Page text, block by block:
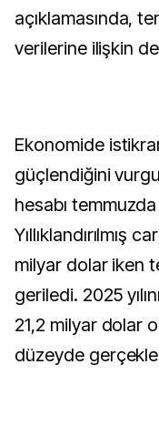
açıklamasında,
verilerine ilişkin
Ekonomide
güçlendiğini
hesabı
Yıllıklandırılmış
milyar dolar iken
geriledi. 2025
21,2 milyar dolar
düzeyde